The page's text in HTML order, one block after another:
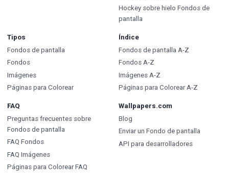
Hockey sobre hielo Fondos de
pantalla
Tipos
Fondos de pantalla
Fondos
Imágenes
Páginas para Colorear
Índice
Fondos de pantalla A-Z
Fondos A-Z
Imágenes A-Z
Páginas para Colorear A-Z
FAQ
Preguntas frecuentes sobre
Fondos de pantalla
FAQ Fondos
FAQ Imágenes
Páginas para Colorear FAQ
Wallpapers.com
Blog
Enviar un Fondo de pantalla
API para desarrolladores